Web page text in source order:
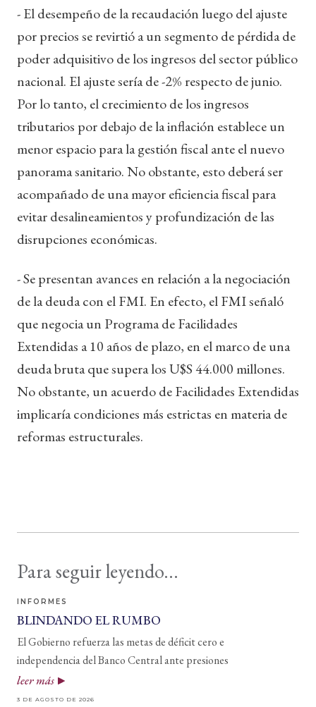
- El desempeño de la recaudación luego del ajuste
por precios se revirtió a un segmento de pérdida de
poder adquisitivo de los ingresos del sector público
nacional. El ajuste sería de -2% respecto de junio.
Por lo tanto, el crecimiento de los ingresos
tributarios por debajo de la inflación establece un
menor espacio para la gestión fiscal ante el nuevo
panorama sanitario. No obstante, esto deberá ser
acompañado de una mayor eficiencia fiscal para
evitar desalineamientos y profundización de las
disrupciones económicas.
- Se presentan avances en relación a la negociación
de la deuda con el FMI. En efecto, el FMI señaló
que negocia un Programa de Facilidades
Extendidas a 10 años de plazo, en el marco de una
deuda bruta que supera los U$S 44.000 millones.
No obstante, un acuerdo de Facilidades Extendidas
implicaría condiciones más estrictas en materia de
reformas estructurales.
Para seguir leyendo...
INFORMES
BLINDANDO EL RUMBO
El Gobierno refuerza las metas de déficit cero e
independencia del Banco Central ante presiones
leer más
3 DE AGOSTO DE 2026